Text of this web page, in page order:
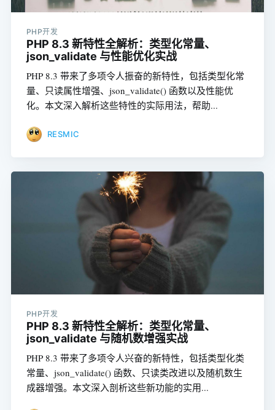
PHP开发
PHP 8.3 新特性全解析：类型化常量、
json_validate 与性能优化实战
PHP 8.3 带来了多项令人振奋的新特性，包括类型化常
量、只读属性增强、json_validate() 函数以及性能优
化。本文深入解析这些特性的实际用法，帮助...
RESMIC
PHP开发
PHP 8.3 新特性全解析：类型化常量、
json_validate 与随机数增强实战
PHP 8.3 带来了多项令人兴奋的新特性，包括类型化类
常量、json_validate() 函数、只读类改进以及随机数生
成器增强。本文深入剖析这些新功能的实用...